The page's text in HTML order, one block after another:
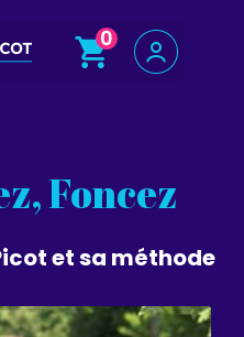
0
Foncez
et sa méthode